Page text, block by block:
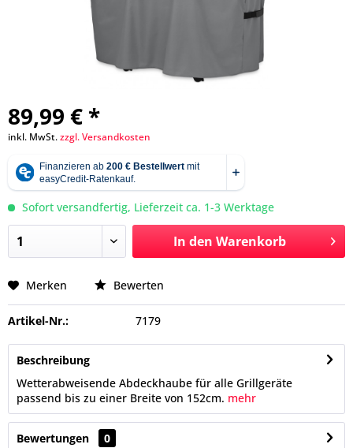
89,99 € *
inkl. MwSt.zzgl. Versandkosten
Sofort versandfertig, Lieferzeit ca. 1-3 Werktage
In den Warenkorb
Merken Bewerten
Artikel-Nr.: 7179
Beschreibung
Wetterabweisende Abdeckhaube für alle Grillgeräte
passend bis zu einer Breite von 152cm. mehr
Bewertungen 0